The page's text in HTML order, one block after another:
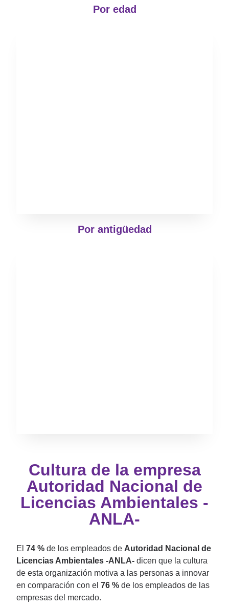
Por edad
Por antigüedad
Cultura de la empresa
Autoridad Nacional de
Licencias Ambientales -
ANLA-
El74 %de los empleados deAutoridad Nacional de
Licencias Ambientales -ANLA-dicen que la cultura
de esta organización motiva a las personas a innovar
en comparación con el76 %de los empleados de las
empresas del mercado.